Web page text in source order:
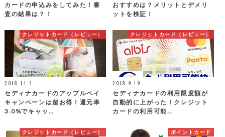
カードの申込みをしてみた！審
査の結果は？！
おすすめは？メリットとデメリ
ットを検証！
クレジットカード（レビュー）
2018.11.3
セディナカードのアップルペイ
キャンペーンは超お得！還元率
3.0%でキャッ…
クレジットカード（レビュー）
2018.9.19
セディナカードの利用限度額が
自動的に上がった！クレジット
カードの利用可能…
クレジットカード（レビュー） ポイントカード